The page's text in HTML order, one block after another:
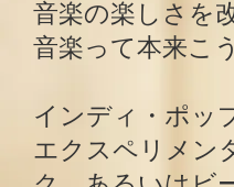
音楽の楽しさを
音楽って本来こ
インディ・ポッ
エクスペリメン